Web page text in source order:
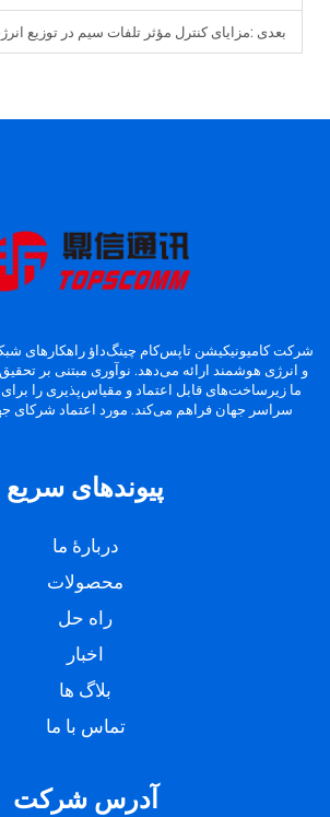
بعدی :مزایای کنترل مؤثر تلفات سیم در توزیع
و انرژی هوشمند ارائه می‌دهد. نوآوری مبتنی بر تحقیق
ما زیرساخت‌های قابل اعتماد و مقیاس‌پذیری را
سراسر جهان فراهم می‌کند. مورد اعتماد شرکای
پیوندهای سریع
دربارهٔ ما
محصولات
راه حل
اخبار
بلاگ ها
تماس با ما
آدرس شرکت